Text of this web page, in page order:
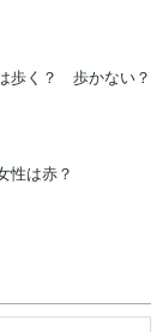
歩く？ 歩かない？
性は赤？